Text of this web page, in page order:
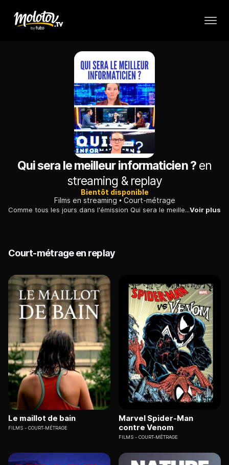
Qui sera le meilleur informaticien ?en
streaming & replay
Bientôt disponible
Films en streaming
Court-métrage
Comme tous les jours dans l'émission Qui sera le meilleur informaticien ?, de nouveaux candidats s'affrontent pour devenir... le meilleur informaticien. Mais quelle surprise lorsqu'aujourd'hui, pour la première fois, une femme tente de participer ! L'émission pourra-t-elle tout de même fonctionner ?Voir plus
Court-métrage en replay
Le maillot de bain
FILMS COURT-MÉTRAGE
Marvel Spider-Man
contre Venom
FILMS COURT-MÉTRAGE